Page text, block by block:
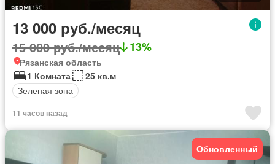
13 000 руб./месяц
15 000 руб./месяц 13%
Рязанская область
1 Комната
25 кв.м
Зеленая зона
11 часов назад
Обновленный